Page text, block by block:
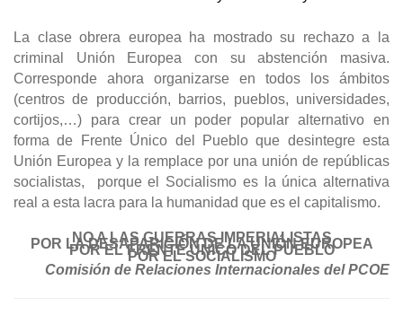
La clase obrera europea ha mostrado su rechazo a la
criminal Unión Europea con su abstención masiva.
Corresponde ahora organizarse en todos los ámbitos
(centros de producción, barrios, pueblos, universidades,
cortijos,…) para crear un poder popular alternativo en
forma de Frente Único del Pueblo que desintegre esta
Unión Europea y la remplace por una unión de repúblicas
socialistas, porque el Socialismo es la única alternativa
real a esta lacra para la humanidad que es el capitalismo.
NO A LAS GUERRAS IMPERIALISTAS
POR LA DESAPARICIÓN DE LA UNIÓN EUROPEA
POR EL FRENTE ÚNICO DEL PUEBLO
POR EL SOCIALISMO
Comisión de Relaciones Internacionales del PCOE